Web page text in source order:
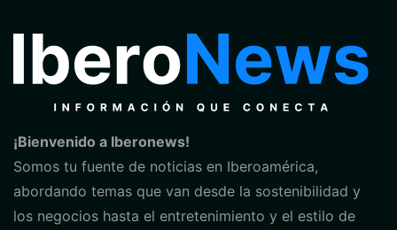
¡Bienvenido a Iberonews!
Somos tu fuente de noticias en Iberoamérica,
abordando temas que van desde la sostenibilidad y
los negocios hasta el entretenimiento y el estilo de